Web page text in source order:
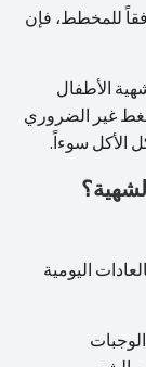
للمخطط، فإن
الأطفال
غير الضروري
الأكل سوءاً.
اليومية